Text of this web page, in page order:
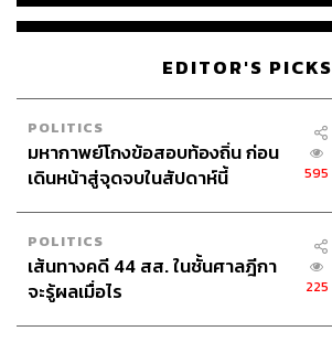
EDITOR'S PICKS
POLITICS
มหากาพย์โกงข้อสอบท้องถิ่น ก่อน
เดินหน้าสู่จุดจบในสัปดาห์นี้
595
POLITICS
เส้นทางคดี 44 สส. ในชั้นศาลฎีกา
จะรู้ผลเมื่อไร
225